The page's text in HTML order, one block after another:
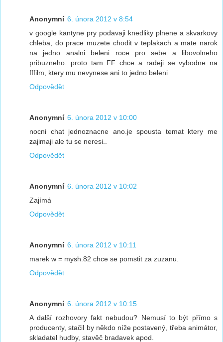
Anonymní 6. února 2012 v 8:54
v google kantyne pry podavaji knedliky plnene a skvarkovy
chleba, do prace muzete chodit v teplakach a mate narok
na jedno analni beleni roce pro sebe a libovolneho
pribuzneho. proto tam FF chce..a radeji se vybodne na
fffilm, ktery mu nevynese ani to jedno beleni
Odpovědět
Anonymní 6. února 2012 v 10:00
nocni chat jednoznacne ano.je spousta temat ktery me
zajimaji ale tu se neresi..
Odpovědět
Anonymní 6. února 2012 v 10:02
Zajímá
Odpovědět
Anonymní 6. února 2012 v 10:11
marek w = mysh.82 chce se pomstit za zuzanu.
Odpovědět
Anonymní 6. února 2012 v 10:15
A další rozhovory fakt nebudou? Nemusí to být přímo s
producenty, stačil by někdo níže postavený, třeba animátor,
skladatel hudby, stavěč bradavek apod.